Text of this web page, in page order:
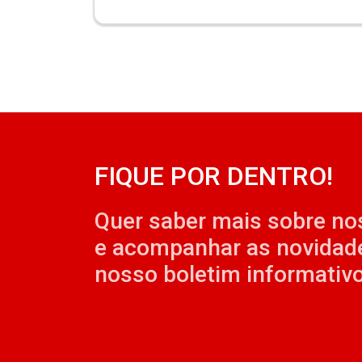
FIQUE POR DENTRO!
Quer saber mais sobre
e acompanhar as
nosso boletim